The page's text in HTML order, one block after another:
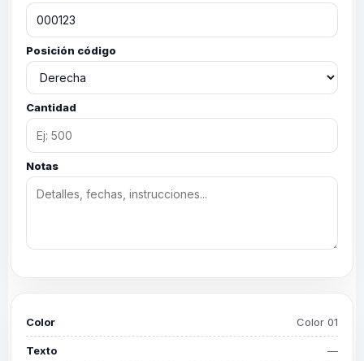
Posición código
Cantidad
Notas
Color Color 01
Texto —